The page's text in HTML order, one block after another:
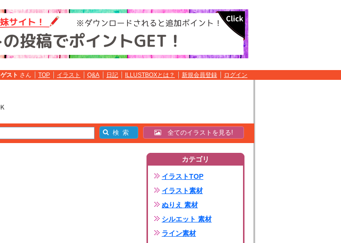
ゲスト さん TOP イラスト Q&A 日記 ILLUSTBOXとは？ 新規会員登録 ログイン
全てのイラストを見る!
カテゴリ
イラストTOP
イラスト素材
ぬりえ 素材
シルエット 素材
ライン素材